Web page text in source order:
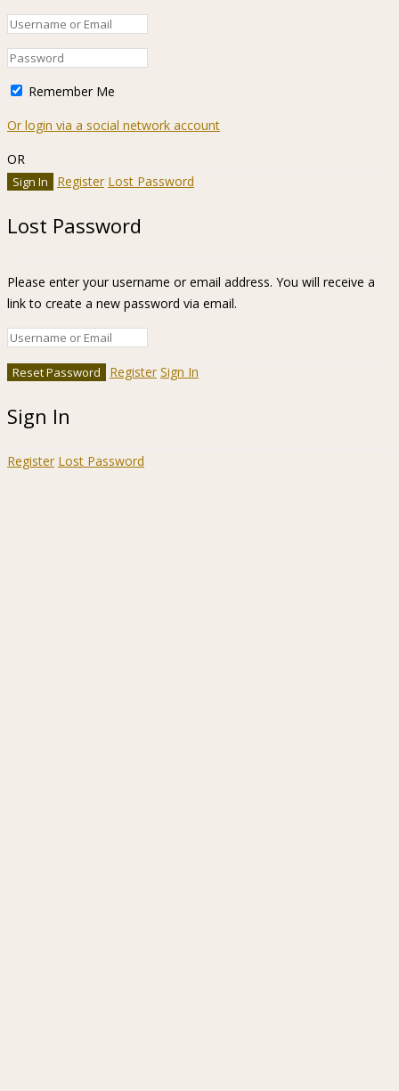
Remember Me
Or login via a social network account
OR
Register Lost Password
Lost Password
Please enter your username or email address. You will receive a
link to create a new password via email.
Register Sign In
Sign In
Register Lost Password